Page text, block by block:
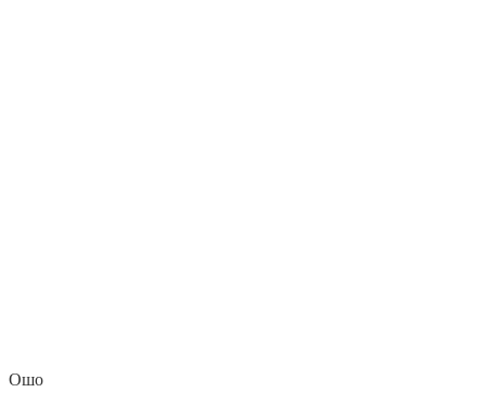
Ошо